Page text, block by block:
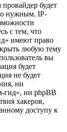
будет
нужным. IP-
с тем, что
имеют право
любую тему
вы
будет
не будет
ни
гид», ни phpBB
хакеров,
доступу к